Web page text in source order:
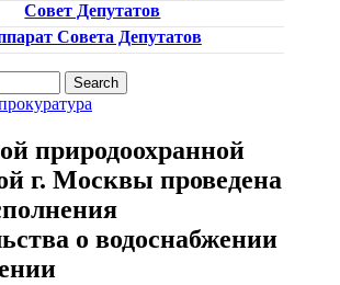
Совет Депутатов
Совета Депутатов
Search
природоохранной
г. Москвы проведена
о водоснабжении